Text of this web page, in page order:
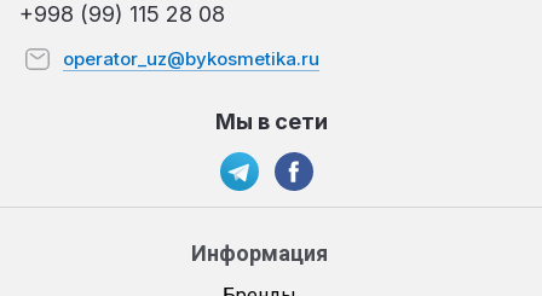
Информация
+998 (99) 115 28 08
operator_uz@bykosmetika.ru
Мы в сети